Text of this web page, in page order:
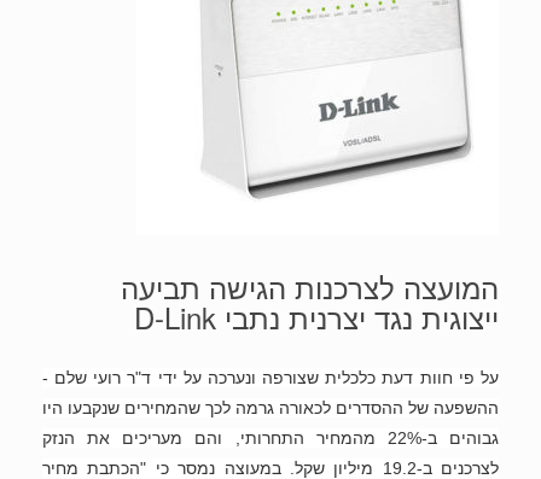
המועצה לצרכנות הגישה תביעה
ייצוגית נגד יצרנית נתבי D-Link
על פי חוות דעת כלכלית שצורפה ונערכה על ידי ד"ר רועי שלם -
ההשפעה של ההסדרים לכאורה גרמה לכך שהמחירים שנקבעו היו
גבוהים ב-22% מהמחיר התחרותי, והם מעריכים את הנזק
לצרכנים ב-19.2 מיליון שקל. במעוצה נמסר כי "הכתבת מחיר